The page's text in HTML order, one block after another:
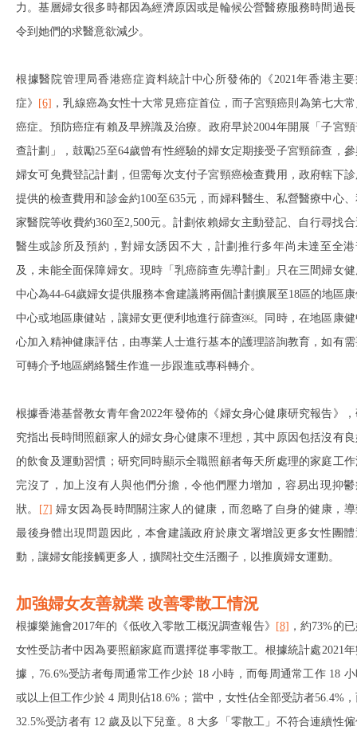
力。基層婦女很多時都因為經濟原因或是輪候公營醫療服務時間過
令到她們的求醫意欲減少。
根據醫院管理局香港癌症資料統計中心所發佈的《2021年香港主要
症》 [6] ，乳線癌為女性十大常見癌症首位，而子宮頸癌則為第七大
癌症。預防癌症有賴及早辨識及治療。政府早於2004年開展「子宮
查計劃」，鼓勵25至64歲曾有性經驗的婦女定期接受子宮頸篩查，
婦女可免費登記計劃，但需每次支付子宮頸癌檢查費用，政府轄下
提供的檢查費用和診金約100至635元，而婦科醫生、私營醫療中心
家醫院等收費約360至2,500元。計劃依賴婦女主動登記、自行尋找
醫生或診所及預約，對婦女誘因不大，計劃推行多年尚未達至全港
及，未能全面保障婦女。現時「乳癌篩查先導計劃」只在三間婦女
中心為44-64歲婦女提供服務本會建議將兩個計劃擴展至18區的地區
中心或地區康健站，讓婦女更便利地進行篩查￼。同時，在地區康健
心加入精神健康評估，由專業人士進行基本的護理諮詢教育，如有
可轉介予地區網絡醫生作進一步跟進或專科轉介。
根據香港基督教女青年會2022年發佈的《婦女身心健康研究報告》
究指出長時間照顧家人的婦女身心健康不理想，其中原因包括沒有
的飲食及運動習慣；研究同時顯示全職照顧者每天所處理的家庭工
完沒了，加上沒有人與他們分擔，令他們壓力增加，容易出現抑鬱
狀。 [7] 婦女因為長時間關注家人的健康，而忽略了自身的健康，導
最後身體出現問題因此，本會建議政府於康文署增設更多女性團體
動，讓婦女能接觸更多人，擴闊社交生活圈子，以推廣婦女運動。
加強婦女友善就業 改善零散工情況
根據樂施會2017年的《低收入零散工概況調查報告》 [8] ，約73%的
女性受訪者中因為要照顧家庭而選擇從事零散工。根據統計處2021
據，76.6%受訪者每周通常工作少於 18 小時，而每周通常工作 18
或以上但工作少於 4 周則佔18.6%；當中，女性佔全部受訪者56.4%
32.5%受訪者有 12 歲及以下兒童。 8大多「零散工」不符合連續性僱